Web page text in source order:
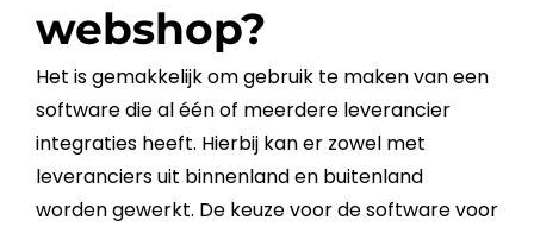
webshop?
Het is gemakkelijk om gebruik te maken van een
software die al één of meerdere leverancier
integraties heeft. Hierbij kan er zowel met
leveranciers uit binnenland en buitenland
worden gewerkt. De keuze voor de software voor